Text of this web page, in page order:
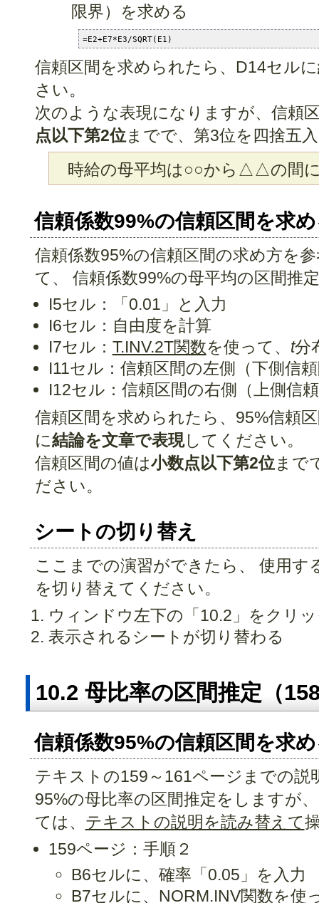
限界）を求める
=E2+E7*E3/SQRT(E1)
信頼区間を求められたら、D14セルに
さい。
次のような表現になりますが、信
点以下第2位までで、第3位を四捨五
時給の母平均は○○から△△の間
信頼係数99%の信頼区間を求
信頼係数95%の信頼区間の求め方を
て、 信頼係数99%の母平均の区間推
I5セル：「0.01」と入力
I6セル：自由度を計算
I7セル： T.INV.2T関数を使って、 t分
I11セル：信頼区間の左側（下側信
I12セル：信頼区間の右側（上側信
信頼区間を求められたら、95%信頼
に結論を文章で表現してください。
信頼区間の値は小数点以下第2位 まで
ださい。
シートの切り替え
ここまでの演習ができたら、 使用す
を切り替えてください。
ウィンドウ左下の「10.2」をクリ
表示されるシートが切り替わる
10.2 母比率の区間推定（
信頼係数95%の信頼区間を求
テキストの159～161ページまでの説
95%の母比率の区間推定をしますが
ては、 テキストの説明を読み替えて
159ページ：手順２
B6セルに、確率「0.05」を入力
B7セルに、 NORM.INV関数を使